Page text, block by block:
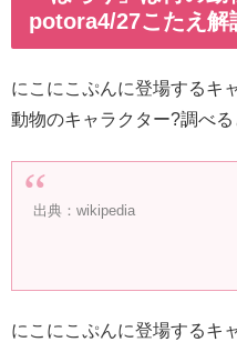
potora4/27こたえ解
にこにこぷんに登場するキ
動物のキャラクター?調べる
出典：wikipedia
にこにこぷんに登場するキ